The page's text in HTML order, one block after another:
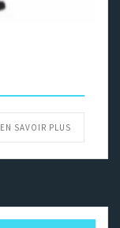
EN SAVOIR PLUS